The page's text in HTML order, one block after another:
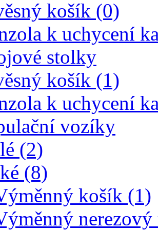
košík (0)
k uchycení
stolky
košík (1)
k uchycení
vozíky
(2)
(8)
košík (1)
nerezový